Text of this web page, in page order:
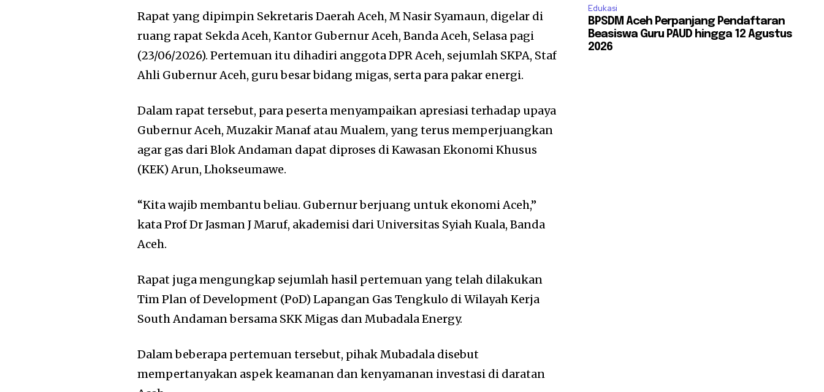
Rapat yang dipimpin Sekretaris Daerah Aceh, M Nasir Syamaun, digelar di
ruang rapat Sekda Aceh, Kantor Gubernur Aceh, Banda Aceh, Selasa pagi
(23/06/2026). Pertemuan itu dihadiri anggota DPR Aceh, sejumlah SKPA, Staf
Ahli Gubernur Aceh, guru besar bidang migas, serta para pakar energi.
Dalam rapat tersebut, para peserta menyampaikan apresiasi terhadap upaya
Gubernur Aceh, Muzakir Manaf atau Mualem, yang terus memperjuangkan
agar gas dari Blok Andaman dapat diproses di Kawasan Ekonomi Khusus
(KEK) Arun, Lhokseumawe.
“Kita wajib membantu beliau. Gubernur berjuang untuk ekonomi Aceh,”
kata Prof Dr Jasman J Maruf, akademisi dari Universitas Syiah Kuala, Banda
Aceh.
Rapat juga mengungkap sejumlah hasil pertemuan yang telah dilakukan
Tim Plan of Development (PoD) Lapangan Gas Tengkulo di Wilayah Kerja
South Andaman bersama SKK Migas dan Mubadala Energy.
Dalam beberapa pertemuan tersebut, pihak Mubadala disebut
mempertanyakan aspek keamanan dan kenyamanan investasi di daratan
Edukasi
BPSDM Aceh Perpanjang Pendaftaran
Beasiswa Guru PAUD hingga 12 Agustus
2026